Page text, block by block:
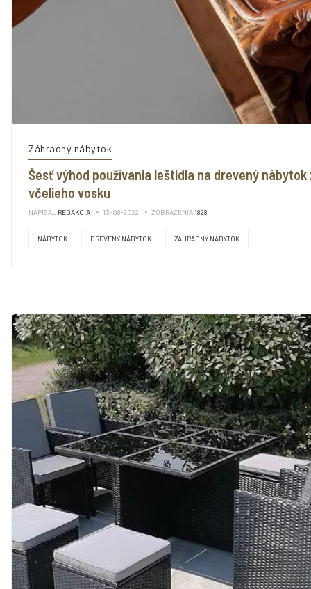
Záhradný nábytok
Šesť výhod používania leštidla na drevený nábytok
včelieho vosku
NAPÍSAL REDAKCIA 13-08-2022 ZOBRAZENIA 1828
NÁBYTOK DREVENÝ NÁBYTOK ZÁHRADNÝ NÁBYTOK